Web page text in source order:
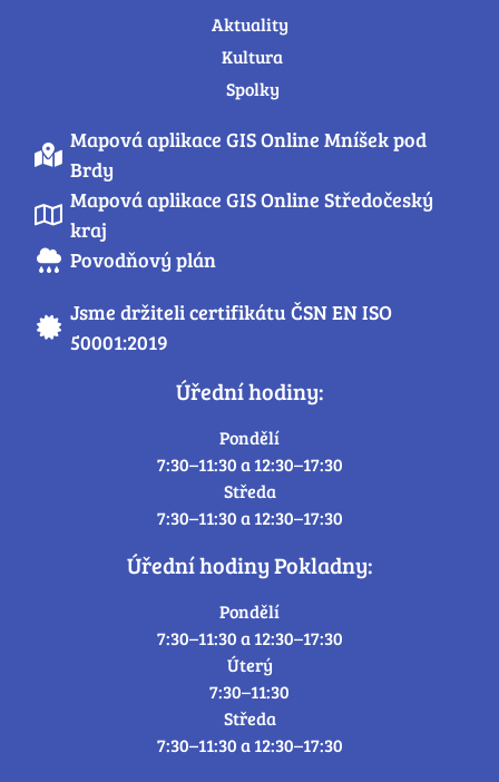
Aktuality
Kultura
Spolky
Mapová aplikace GIS Online Mníšek pod
Brdy
Mapová aplikace GIS Online Středočeský
kraj
Povodňový plán
Jsme držiteli certifikátu ČSN EN ISO
50001:2019
Úřední hodiny:
Pondělí
7:30–11:30 a 12:30–17:30
Středa
7:30–11:30 a 12:30–17:30
Úřední hodiny Pokladny:
Pondělí
7:30–11:30 a 12:30–17:30
Úterý
7:30–11:30
Středa
7:30–11:30 a 12:30–17:30